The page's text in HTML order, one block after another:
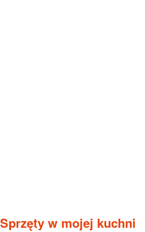
Sprzęty w mojej kuchni